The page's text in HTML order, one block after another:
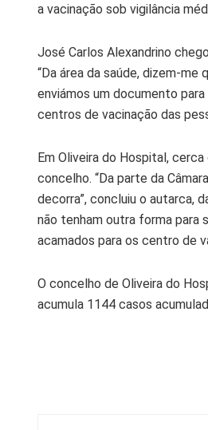
a vacinação sob vigilância
José Carlos Alexandrino
“Da área da saúde, dizem-
enviámos um documento
centros de vacinação das
Em Oliveira do Hospital,
concelho. “Da parte da
decorra”, concluiu o autarca,
não tenham outra forma para
acamados para os centro de
O concelho de Oliveira do
acumula 1144 casos